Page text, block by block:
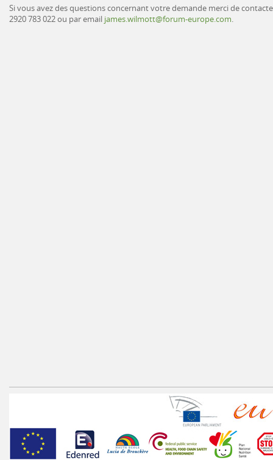
Si vous avez des questions concernant votre demande merci de
2920 783 022 ou par email james.wilmott@forum-europe.com.